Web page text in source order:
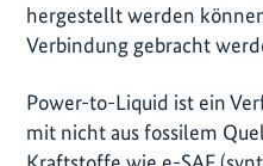
hergestellt werden
Verbindung gebracht
Power-to-Liquid ist ein
mit nicht aus fossilem